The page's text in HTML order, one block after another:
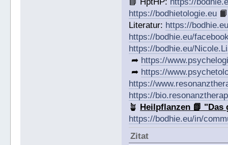
https://bodhietologie.eu 📙
Literatur: https://
https://bodhie.eu/
https://bodhie.eu/
➦ https://
➦ https://
https://
https://
🪴 Heilpflanzen 📗
https://bodhie.eu/in/
Zitat